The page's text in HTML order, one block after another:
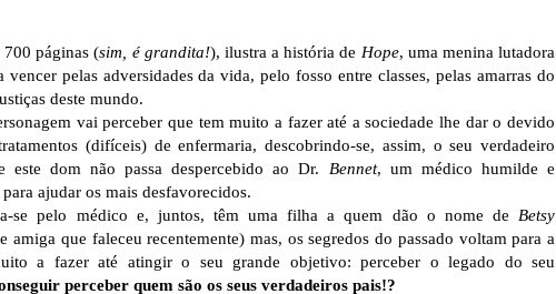
700 páginas (sim, é grandita!), ilustra a história de Hope, uma menina lutadora
pelas adversidades da vida, pelo fosso entre classes, pelas amarras do
deste mundo.
vai perceber que tem muito a fazer até a sociedade lhe dar o devido
(difíceis) de enfermaria, descobrindo-se, assim, o seu verdadeiro
este dom não passa despercebido ao Dr. Bennet, um médico humilde e
ajudar os mais desfavorecidos.
se pelo médico e, juntos, têm uma filha a quem dão o nome de Betsy
amiga que faleceu recentemente) mas, os segredos do passado voltam para a
a fazer até atingir o seu grande objetivo: perceber o legado do seu
perceber quem são os seus verdadeiros pais!?